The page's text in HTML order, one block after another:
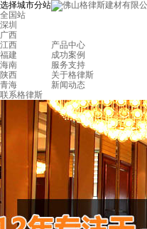
选择城市分站
全国站
深圳
广西
江西
福建
海南
陕西
青海
产品中心
成功案例
服务支持
关于格律斯
新闻动态
联系格律斯